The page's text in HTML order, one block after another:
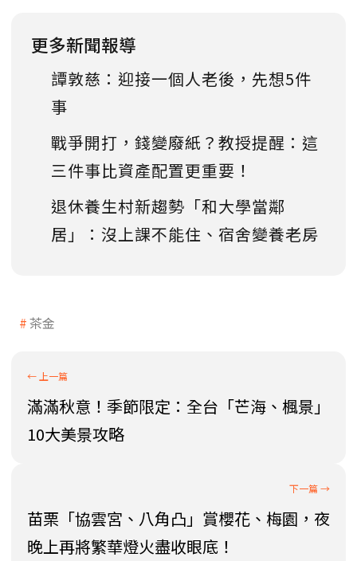
更多新聞報導
譚敦慈：迎接一個人老後，先想5件
事
戰爭開打，錢變廢紙？教授提醒：這
三件事比資產配置更重要！
退休養生村新趨勢「和大學當鄰
居」：沒上課不能住、宿舍變養老房
茶金
滿滿秋意！季節限定：全台「芒海、楓景」
10大美景攻略
苗栗「協雲宮、八角凸」賞櫻花、梅園，夜
晚上再將繁華燈火盡收眼底！